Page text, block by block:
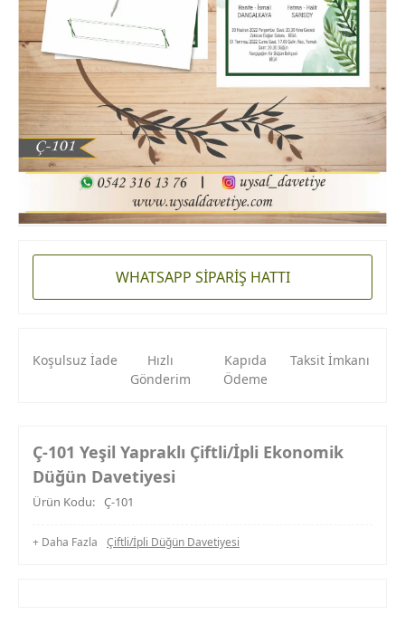
WHATSAPP SİPARİŞ HATTI
Koşulsuz İade
Hızlı
Gönderim
Kapıda
Ödeme
Taksit İmkanı
Ç-101 Yeşil Yapraklı Çiftli/İpli Ekonomik
Düğün Davetiyesi
Ürün Kodu: Ç-101
+ Daha Fazla Çiftli/İpli Düğün Davetiyesi